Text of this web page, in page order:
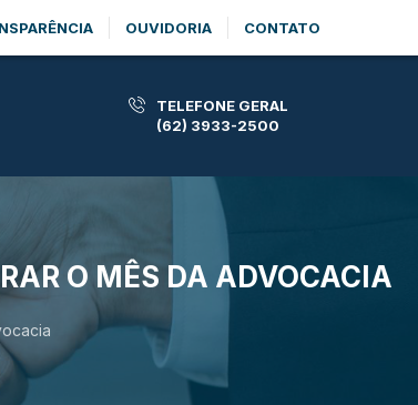
OUVIDORIA CONTATO
TELEFONE GERAL
(62) 3933-2500
O MÊS DA ADVOCACIA